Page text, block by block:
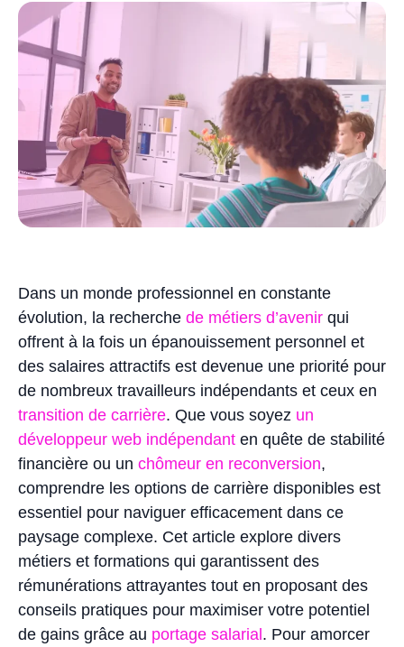
Dans un monde professionnel en constante
évolution, la recherche de métiers d’avenir qui
offrent à la fois un épanouissement personnel et
des salaires attractifs est devenue une priorité pour
de nombreux travailleurs indépendants et ceux en
transition de carrière. Que vous soyez un
développeur web indépendant en quête de stabilité
financière ou un chômeur en reconversion,
comprendre les options de carrière disponibles est
essentiel pour naviguer efficacement dans ce
paysage complexe. Cet article explore divers
métiers et formations qui garantissent des
rémunérations attrayantes tout en proposant des
conseils pratiques pour maximiser votre potentiel
de gains grâce au portage salarial . Pour amorcer